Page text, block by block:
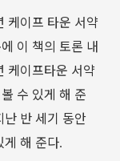
케이프 타운 서약
이 책의 토론 내
케이프타운 서약
볼 수 있게 해 준
난 반세기 동안
게 해 준다.